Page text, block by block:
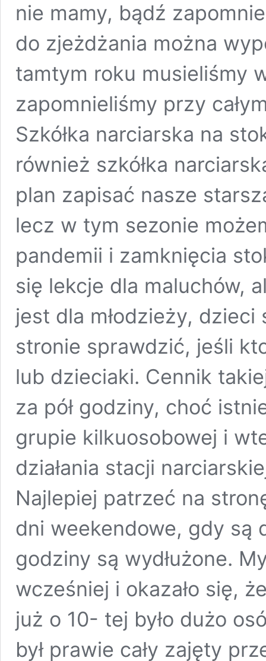
nie mamy, bądź
do zjeżdżania można
tamtym roku musieliśmy
zapomnieliśmy przy
Szkółka narciarska na
również szkółka
plan zapisać nasze
lecz w tym sezonie
pandemii i zamknięcia
się lekcje dla maluchów,
jest dla młodzieży, dzieci
stronie sprawdzić, jeśli
lub dzieciaki. Cennik
za pół godziny, choć
grupie kilkuosobowej i
działania stacji
Najlepiej patrzeć na
dni weekendowe, gdy są
godziny są wydłużone.
wcześniej i okazało się,
już o 10- tej było dużo
był prawie cały zajęty